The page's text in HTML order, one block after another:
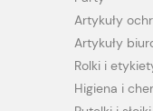
Artykuły
Artykuły
Rolki i
Higiena i